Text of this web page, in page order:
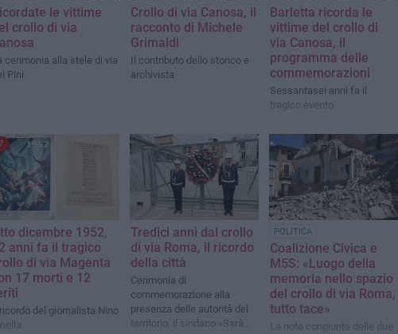
le vittime
crollo di via
cerimonia alla stele di via
Pini
Crollo di via Canosa, il
racconto di Michele
Grimaldi
Il contributo dello storico e
archivista
Barletta ricorda le
vittime del crollo di
via Canosa, il
programma delle
commemorazioni
Sessantasei anni fa il
tragico evento
dicembre 1952,
anni fa il tragico
di via Magenta
17 morti e 12
del giornalista Nino
Tredici anni dal crollo
di via Roma, il ricordo
della città
Cerimonia di
commemorazione alla
presenza delle autorità del
territorio, il sindaco «Sarà
POLITICA
Coalizione Civica e
M5S: «Luogo della
memoria nello spazio
del crollo di via Roma,
tutto tace»
La nota congiunta delle due